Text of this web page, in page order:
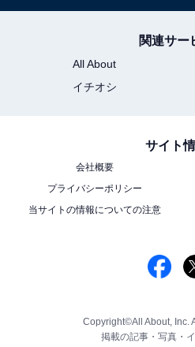
関連サー
All About
イチオシ
サイト
会社概要
プライバシーポリシー
当サイトの情報についての注意
Copyright©All About, Inc.
掲載の記事・写真・